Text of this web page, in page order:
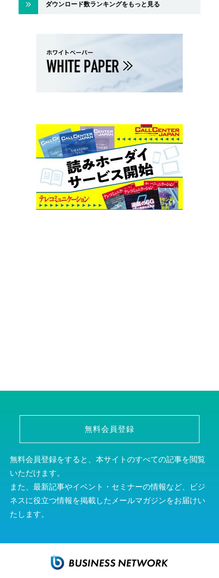
ダウンロード数ランキングをもっと見る
無料会員登録
無料会員登録をすると、本サイトのすべての記事を閲覧
いただけます。
また、最新記事やイベント・セミナーの情報など、ビジ
ネスに役立つ情報を掲載したメールマガジンをお届けい
たします。